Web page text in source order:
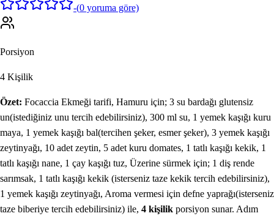
-(0 yoruma göre)
Porsiyon
4 Kişilik
Özet: Focaccia Ekmeği tarifi, Hamuru için; 3 su bardağı glutensiz
un(istediğiniz unu tercih edebilirsiniz), 300 ml su, 1 yemek kaşığı kuru
maya, 1 yemek kaşığı bal(tercihen şeker, esmer şeker), 3 yemek kaşığı
zeytinyağı, 10 adet zeytin, 5 adet kuru domates, 1 tatlı kaşığı kekik, 1
tatlı kaşığı nane, 1 çay kaşığı tuz, Üzerine sürmek için; 1 diş rende
sarımsak, 1 tatlı kaşığı kekik (isterseniz taze kekik tercih edebilirsiniz),
1 yemek kaşığı zeytinyağı, Aroma vermesi için defne yaprağı(isterseniz
taze biberiye tercih edebilirsiniz) ile, 4 kişilik porsiyon sunar. Adım